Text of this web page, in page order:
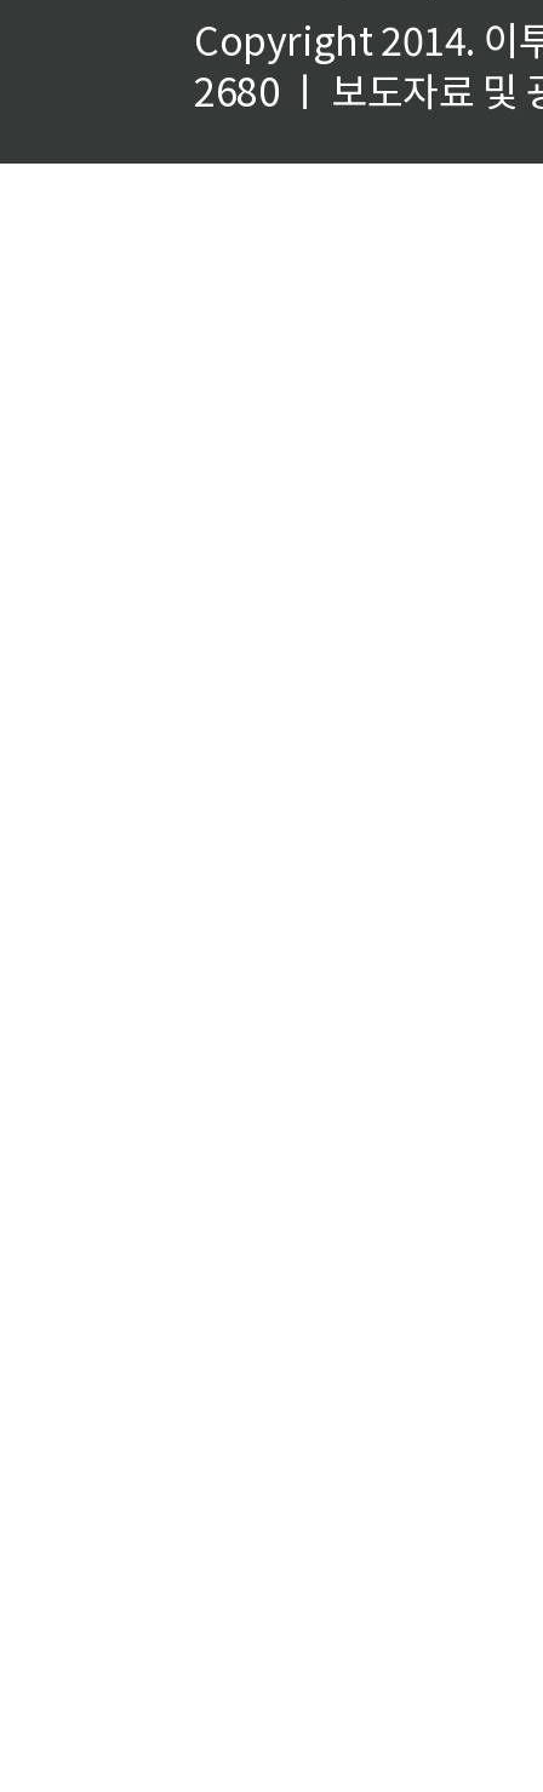
Copyright 2014. 이
2680 ㅣ 보도자료